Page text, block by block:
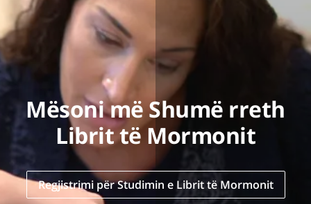
Mësoni më Shumë rreth
Librit të Mormonit
Regjistrimi për Studimin e Librit të Mormonit